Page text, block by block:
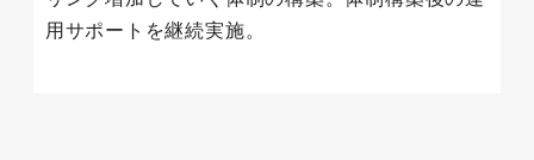
用サポートを継続実施。